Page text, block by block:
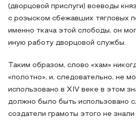
(дворцовой прислуги) воеводы
с розыском сбежавших тягловых
именно ткача этой слободы, он
иную работу дворцовой службы.
Таким образом, слово «хам»
«полотно», и, следовательно, не
использовано в XIV веке в этом
должно было быть использовано
создатели грамоты этого не